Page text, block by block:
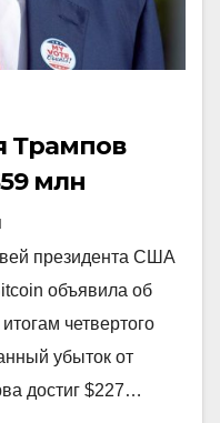
Трампов
млн
президента США
объявила об
четвертого
убыток от
достиг $227…